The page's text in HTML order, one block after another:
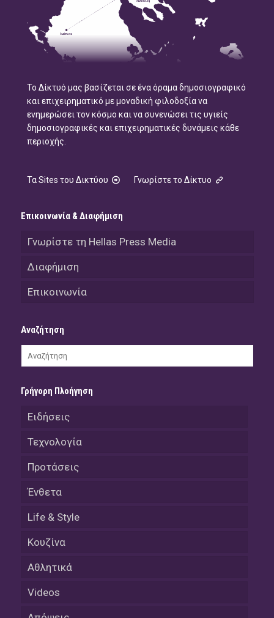
Το Δίκτυό μας βασίζεται σε ένα όραμα δημοσιογραφικό
και επιχειρηματικό με μοναδική φιλοδοξία να
ενημερώσει τον κόσμο και να συνενώσει τις υγιείς
δημοσιογραφικές και επιχειρηματικές δυνάμεις κάθε
περιοχής.
Τα Sites του Δικτύου Γνωρίστε το Δίκτυο
Επικοινωνία & Διαφήμιση
Γνωρίστε τη Hellas Press Media
Διαφήμιση
Επικοινωνία
Αναζήτηση
Γρήγορη Πλοήγηση
Ειδήσεις
Τεχνολογία
Προτάσεις
Ένθετα
Life & Style
Κουζίνα
Αθλητικά
Videos